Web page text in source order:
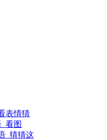
表情猜
看图
_猜猜这